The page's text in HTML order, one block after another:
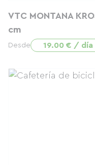
VTC MONTANA
cm
Desde 19.00 € / día